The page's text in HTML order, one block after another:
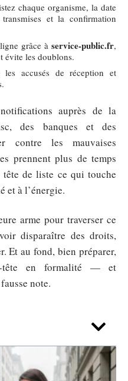
chaque organisme, la date
et la confirmation
grâce à service-public.fr,
évite les doublons.
les accusés de réception et
auprès de la
des banques et des
contre les mauvaises
prennent plus de temps
tête de liste ce qui touche
et à l’énergie.
arme pour traverser ce
disparaître des droits,
Et au fond, bien préparer,
tête en formalité — et
note.